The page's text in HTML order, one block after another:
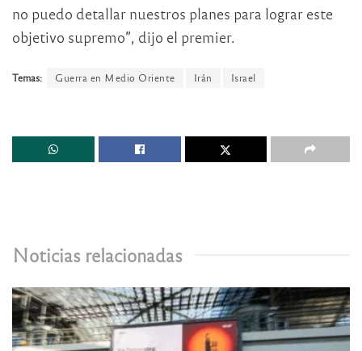
no puedo detallar nuestros planes para lograr este
objetivo supremo”, dijo el premier.
Temas: Guerra en Medio Oriente Irán Israel
Noticias relacionadas